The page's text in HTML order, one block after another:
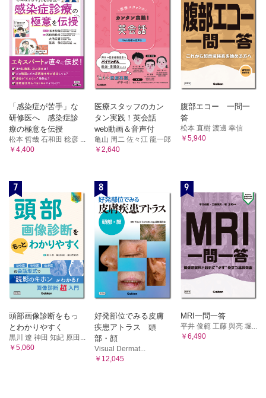
「感染症が苦手」な
研修医へ 感染症診
療の極意を伝授
松本 哲哉 石和田 稔彦 ...
￥4,400
医療スタッフのカン
タン実践！英会話
web動画＆音声付
亀山 周二 佐々江 龍一郎
￥2,640
腹部エコー 一問一
答
松本 直樹 渡邊 幸信
￥5,940
7
頭部画像診断をもっ
とわかりやすく
黒川 遼 神田 知紀 原田...
￥5,060
8
好発部位でみる皮膚
疾患アトラス 頭
部・顔
Visual Dermat...
￥12,045
9
MRI一問一答
平井 俊範 工藤 與亮 堀...
￥6,490